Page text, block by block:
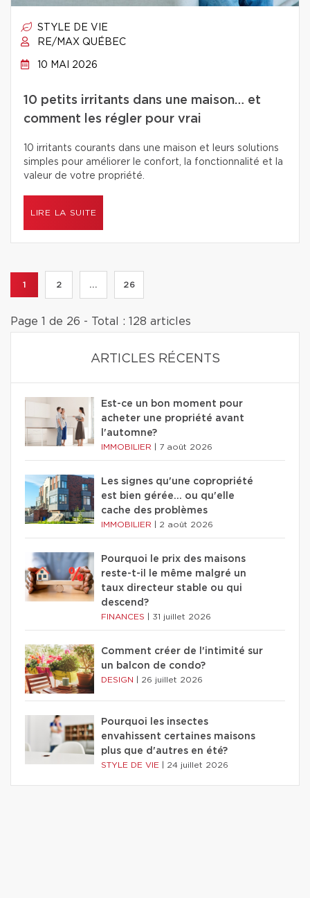
STYLE DE VIE
RE/MAX QUÉBEC
10 MAI 2026
10 petits irritants dans une maison… et
comment les régler pour vrai
10 irritants courants dans une maison et leurs solutions
simples pour améliorer le confort, la fonctionnalité et la
valeur de votre propriété.
LIRE LA SUITE
1 2 ... 26
Page 1 de 26 - Total : 128 articles
ARTICLES RÉCENTS
Est-ce un bon moment pour
acheter une propriété avant
l'automne?
IMMOBILIER 7 août 2026
Les signes qu'une copropriété
est bien gérée… ou qu'elle
cache des problèmes
IMMOBILIER 2 août 2026
Pourquoi le prix des maisons
reste-t-il le même malgré un
taux directeur stable ou qui
descend?
FINANCES 31 juillet 2026
Comment créer de l'intimité sur
un balcon de condo?
DESIGN 26 juillet 2026
Pourquoi les insectes
envahissent certaines maisons
plus que d'autres en été?
STYLE DE VIE 24 juillet 2026